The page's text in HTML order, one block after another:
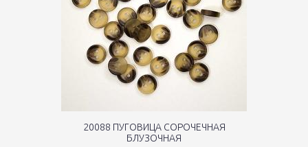
20088 ПУГОВИЦА СОРОЧЕЧНАЯ
БЛУЗОЧНАЯ